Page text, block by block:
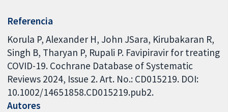
Referencia
Korula P, Alexander H, John JSara, Kirubakaran R,
Singh B, Tharyan P, Rupali P. Favipiravir for treating
COVID-19. Cochrane Database of Systematic
Reviews 2024, Issue 2. Art. No.: CD015219. DOI:
10.1002/14651858.CD015219.pub2.
Autores